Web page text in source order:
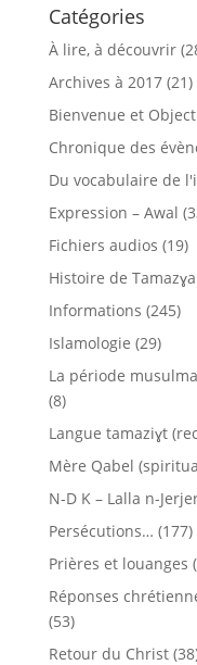
Catégories
À lire, à découvrir
Archives à 2017(21)
Bienvenue et
Chronique des
Du vocabulaire de
Expression – Awal
Fichiers audios (19)
Histoire de
Informations (245)
Islamologie (29)
La période
(8)
Langue tamaziɣt
Mère Qabel
N-D K – Lalla n-
Persécutions… (177)
Prières et louanges
Réponses
(53)
Retour du Christ